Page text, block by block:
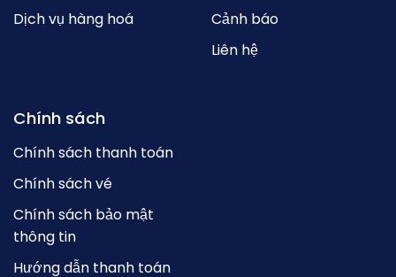
Dịch vụ hàng hoá
Cảnh báo
Liên hệ
Chính sách
Chính sách thanh toán
Chính sách vé
Chính sách bảo mật
thông tin
Hướng dẫn thanh toán